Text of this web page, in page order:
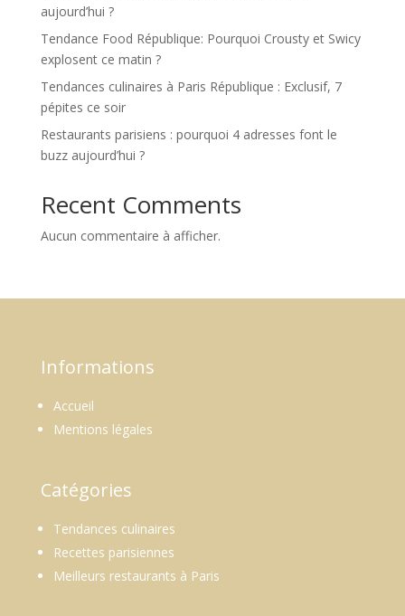
aujourd’hui ?
Tendance Food République: Pourquoi Crousty et Swicy
explosent ce matin ?
Tendances culinaires à Paris République : Exclusif, 7
pépites ce soir
Restaurants parisiens : pourquoi 4 adresses font le
buzz aujourd’hui ?
Recent Comments
Aucun commentaire à afficher.
Informations
Accueil
Mentions légales
Catégories
Tendances culinaires
Recettes parisiennes
Meilleurs restaurants à Paris